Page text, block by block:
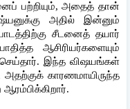
பற்றியும், அதைத் தான்
அதில் இன்னும்
சீடனைத் தயார்
ஆசிரியர்களையும்
செய்தார். இந்த விஷயங்கள்
அதற்குக் காரணமாயிருந்த